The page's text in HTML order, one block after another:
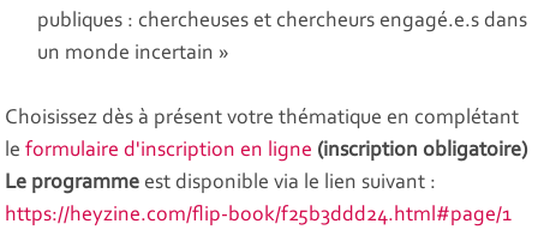
publiques : chercheuses et chercheurs engagé.e.s dans
un monde incertain »
Choisissez dès à présent votre thématique en complétant
leformulaire d'inscription en ligne (inscription obligatoire)
Le programme est disponible via le lien suivant :
https://heyzine.com/flip-book/f25b3ddd24.html#page/1